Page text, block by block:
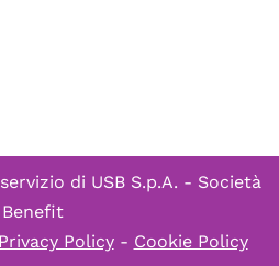
di USB S.p.A. - Società
Benefit
Privacy Policy- Cookie Policy